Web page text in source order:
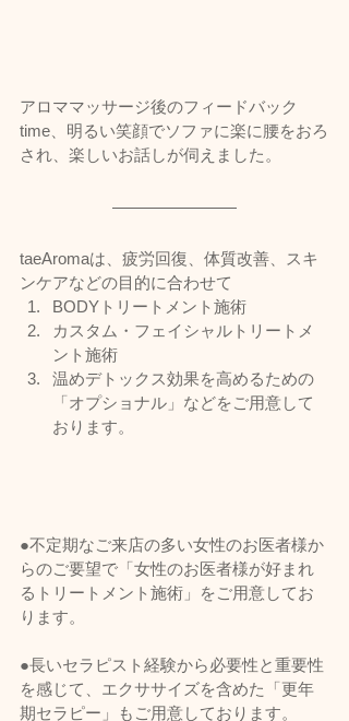
アロママッサージ後のフィードバック
time、明るい笑顔でソファに楽に腰をおろ
され、楽しいお話しが伺えました。
taeAromaは、疲労回復、体質改善、スキ
ンケアなどの目的に合わせて
BODYトリートメント施術
カスタム・フェイシャルトリートメ
ント施術
温めデトックス効果を高めるための
「オプショナル」などをご用意して
おります。
●不定期なご来店の多い女性のお医者様か
らのご要望で「女性のお医者様が好まれ
るトリートメント施術」をご用意してお
ります。
●長いセラピスト経験から必要性と重要性
を感じて、エクササイズを含めた「更年
期セラピー」もご用意しております。